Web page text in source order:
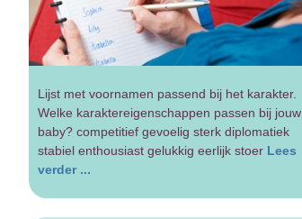
Lijst met voornamen passend bij het karakter.
Welke karaktereigenschappen passen bij jouw
baby? competitief gevoelig sterk diplomatiek
stabiel enthousiast gelukkig eerlijk stoer Lees
verder ...